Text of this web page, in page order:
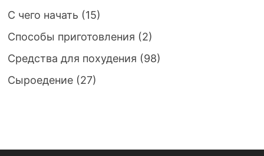
С чего начать (15)
Способы приготовления (2)
Средства для похудения (98)
Сыроедение(27)